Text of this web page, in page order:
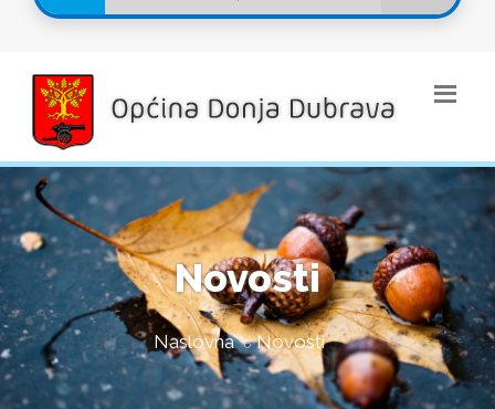
Novosti
Naslovna Novosti